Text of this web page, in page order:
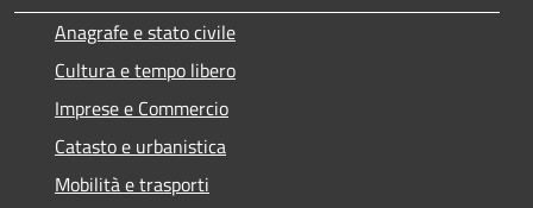
Anagrafe e stato civile
Cultura e tempo libero
Imprese e Commercio
Catasto e urbanistica
Mobilità e trasporti